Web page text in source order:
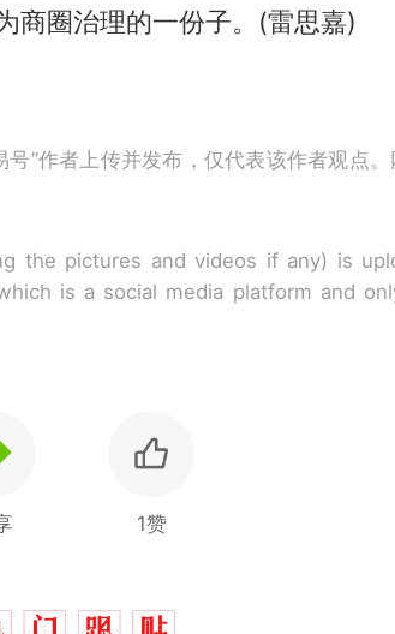
商圈治理的一份子。(雷思嘉)
”作者上传并发布，仅代表该作者观点
the pictures and videos if any) is
is a social media platform and
1赞